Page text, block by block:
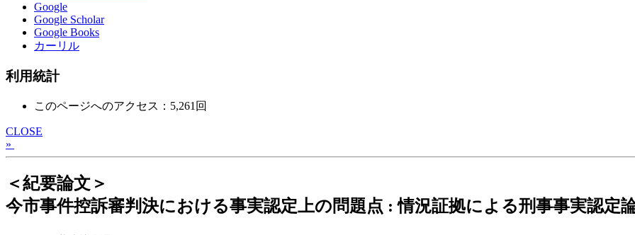
Google
Google Scholar
Google Books
カーリル
利用統計
このページへのアクセス：5,261回
CLOSE
»
＜紀要論文＞
今市事件控訴審判決における事実認定上の問題点 : 情況証拠による刑事事実認定